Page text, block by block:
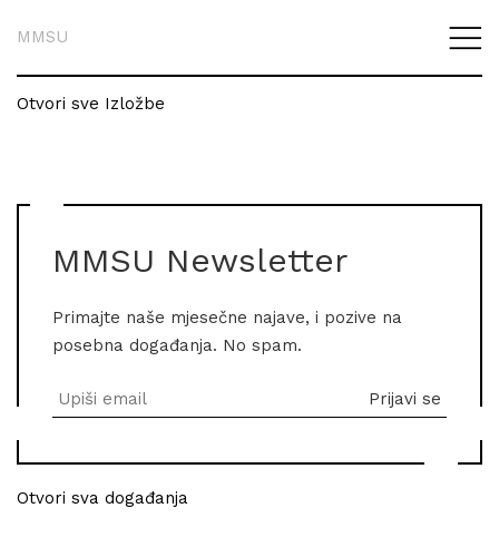
MMSU
Otvori sve Izložbe
MMSU Newsletter
Primajte naše mjesečne najave, i pozive na
posebna događanja. No spam.
Otvori sva događanja